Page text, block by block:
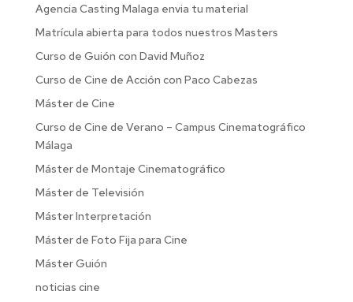
Agencia Casting Malaga envia tu material
Matrícula abierta para todos nuestros Masters
Curso de Guión con David Muñoz
Curso de Cine de Acción con Paco Cabezas
Máster de Cine
Curso de Cine de Verano – Campus Cinematográfico
Málaga
Máster de Montaje Cinematográfico
Máster de Televisión
Máster Interpretación
Máster de Foto Fija para Cine
Máster Guión
noticias cine